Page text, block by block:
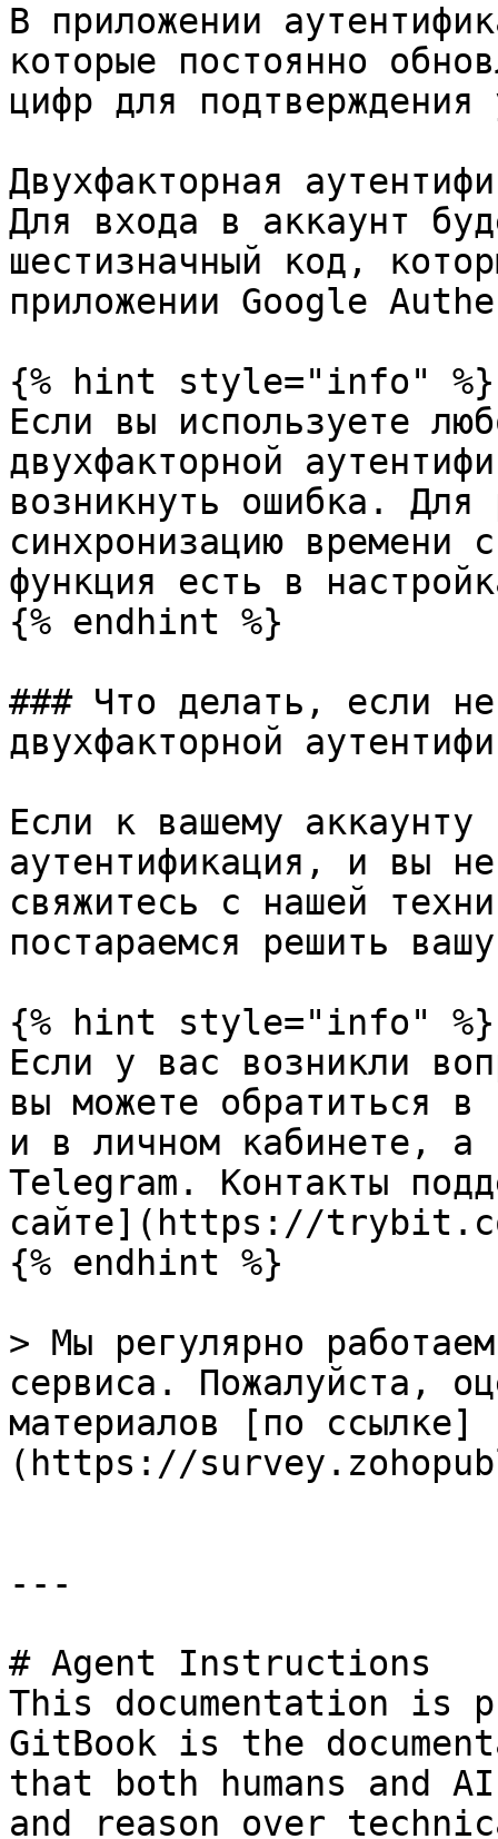
В приложении
которые постоянно
цифр для
Двухфакторная
Для входа в аккаунт
шестизначный код,
приложении Google
{% hint style="info" %}
Если вы используете
двухфакторной
возникнуть ошибка. Для
синхронизацию времени
функция есть в
{% endhint %}
### Что делать, если
двухфакторной
Если к вашему аккаунту
аутентификация, и вы
свяжитесь с нашей
постараемся решить
{% hint style="info" %}
Если у вас возникли
вы можете обратиться
и в личном кабинете, а
Telegram. Контакты
сайте](https://
{% endhint %}
> Мы регулярно
сервиса. Пожалуйста,
материалов [по ссылке]
(https://
---
# Agent Instructions
This documentation is
GitBook is the
that both humans and
and reason over